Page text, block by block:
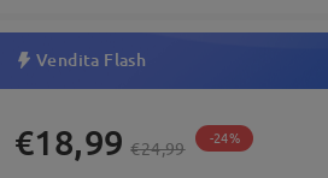
Vendita Flash
€18,99 €24,99 -24%